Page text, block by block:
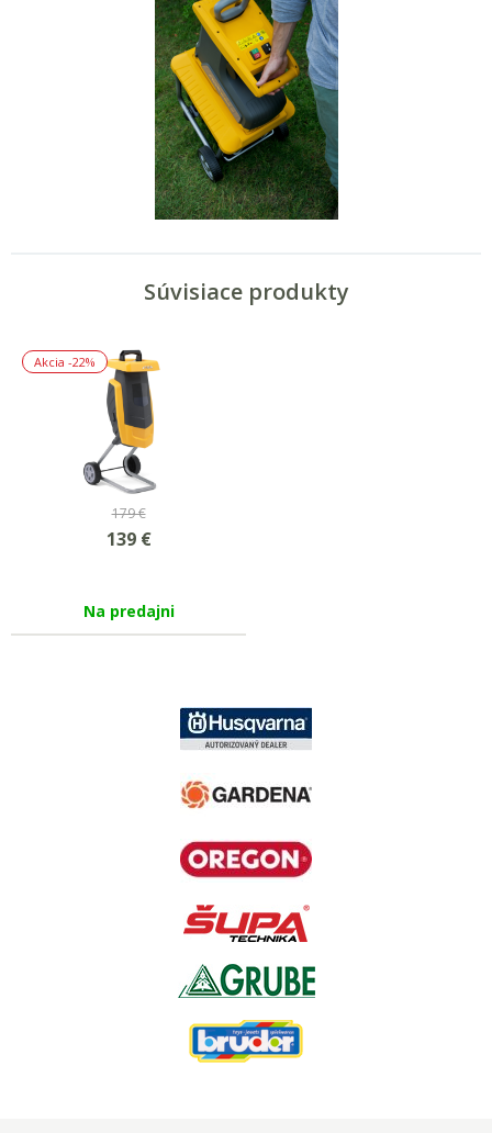
Súvisiace produkty
Akcia -22%
179 €
139 €
Na predajni